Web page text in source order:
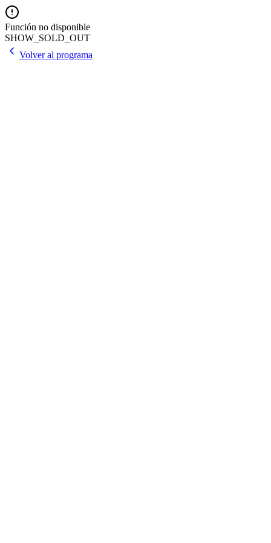
Función no disponible
SHOW_SOLD_OUT
Volver al programa